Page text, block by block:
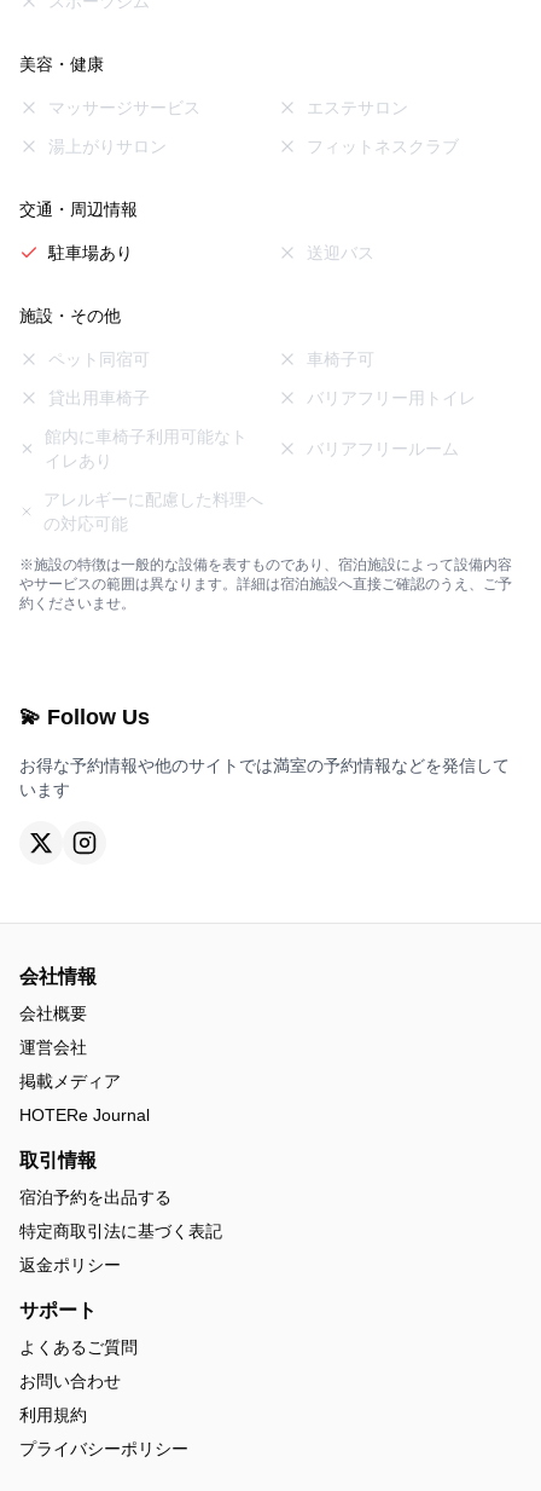
美容・健康
マッサージサービス
エステサロン
湯上がりサロン
フィットネスクラブ
交通・周辺情報
駐車場あり 送迎バス
施設・その他
ペット同宿可
車椅子可
貸出用車椅子
バリアフリー用トイレ
館内に車椅子利用可能なト
イレあり
バリアフリールーム
アレルギーに配慮した料理へ
の対応可能
※施設の特徴は一般的な設備を表すものであり、宿泊施設によって設備内容
やサービスの範囲は異なります。詳細は宿泊施設へ直接ご確認のうえ、ご予
約くださいませ。
💫 Follow Us
お得な予約情報や他のサイトでは満室の予約情報などを発信して
います
会社情報
会社概要
運営会社
掲載メディア
HOTERe Journal
取引情報
宿泊予約を出品する
特定商取引法に基づく表記
返金ポリシー
サポート
よくあるご質問
お問い合わせ
利用規約
プライバシーポリシー